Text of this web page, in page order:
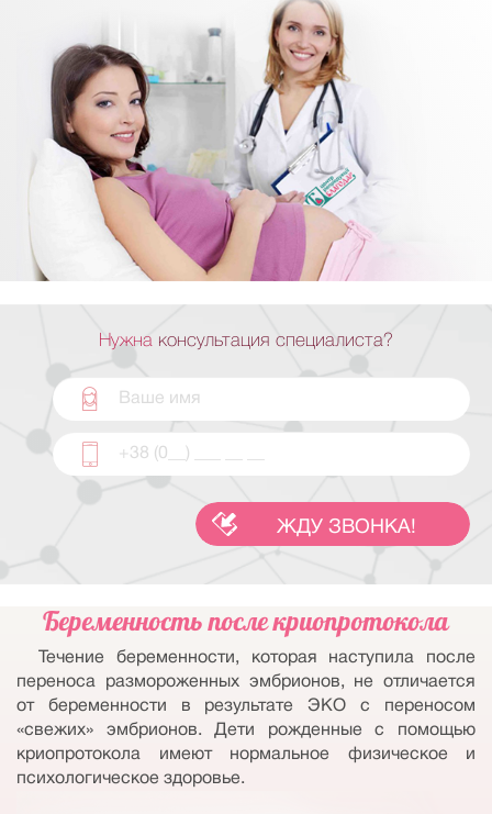
Нужна консультация специалиста?
Беременность после криопротокола
Течение беременности, которая наступила после
переноса размороженных эмбрионов, не отличается
от беременности в результате ЭКО с переносом
«свежих» эмбрионов. Дети рожденные с помощью
криопротокола имеют нормальное физическое и
психологическое здоровье.